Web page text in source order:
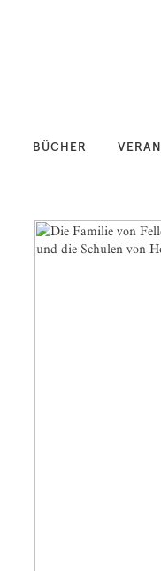
BÜCHER